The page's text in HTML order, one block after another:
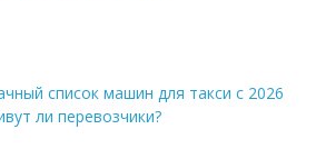
список машин для такси с 2026
ли перевозчики?